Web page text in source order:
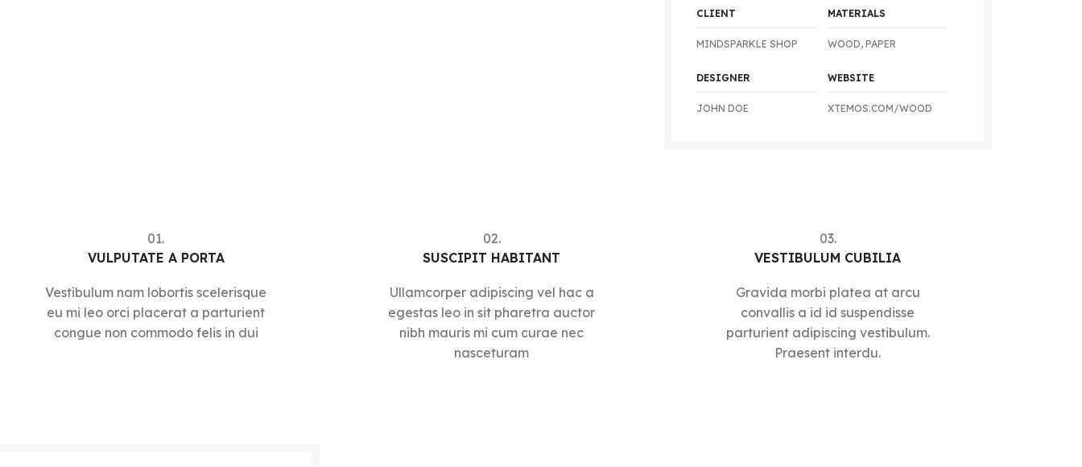
CLIENT
MINDSPARKLE SHOP
DESIGNER
JOHN DOE
MATERIALS
WOOD, PAPER
WEBSITE
XTEMOS.COM/WOOD
01.
VULPUTATE A PORTA
Vestibulum nam lobortis scelerisque
eu mi leo orci placerat a parturient
congue non commodo felis in dui
02.
SUSCIPIT HABITANT
Ullamcorper adipiscing vel hac a
egestas leo in sit pharetra auctor
nibh mauris mi cum curae nec
nasceturam
03.
VESTIBULUM CUBILIA
Gravida morbi platea at arcu
convallis a id id suspendisse
parturient adipiscing vestibulum.
Praesent interdu.